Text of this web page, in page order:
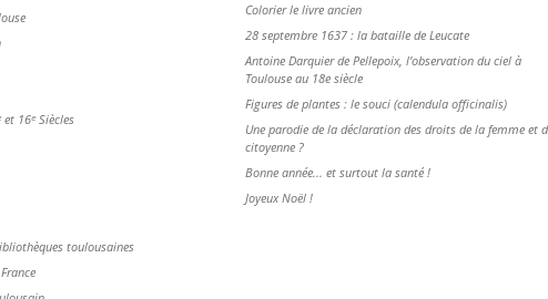
16ᵉ Siècles
toulousaines
Colorier le livre ancien
28 septembre 1637 : la bataille de Leucate
Antoine Darquier de Pellepoix, l’observation du ciel à
Toulouse au 18e siècle
Figures de plantes : le souci (calendula officinalis)
Une parodie de la déclaration des droits de la femme et
citoyenne ?
Bonne année... et surtout la santé !
Joyeux Noël !